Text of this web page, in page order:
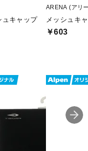
ュキャップ
ARENA (アリ
メッシュキ
￥603